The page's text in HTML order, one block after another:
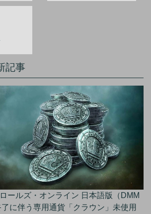
記事
ールズ・オンライン 日本語版（DMM
に伴う専用通貨「クラウン」未使用